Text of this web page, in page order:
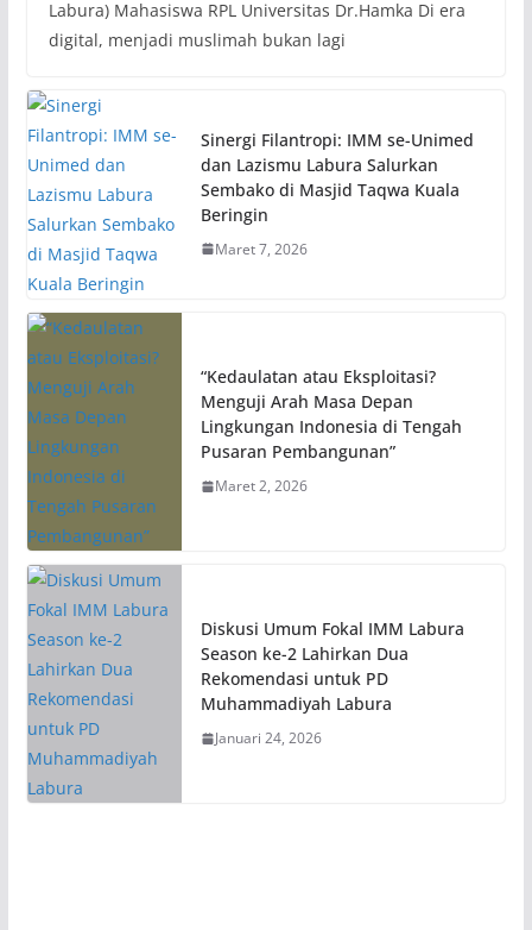
Labura) Mahasiswa RPL Universitas Dr.Hamka Di era
digital, menjadi muslimah bukan lagi
Sinergi Filantropi: IMM se-Unimed
dan Lazismu Labura Salurkan
Sembako di Masjid Taqwa Kuala
Beringin
Maret 7, 2026
“Kedaulatan atau Eksploitasi?
Menguji Arah Masa Depan
Lingkungan Indonesia di Tengah
Pusaran Pembangunan”
Maret 2, 2026
Diskusi Umum Fokal IMM Labura
Season ke-2 Lahirkan Dua
Rekomendasi untuk PD
Muhammadiyah Labura
Januari 24, 2026